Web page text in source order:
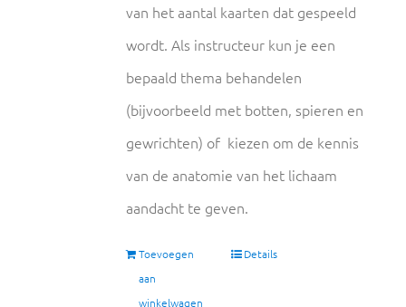
van het aantal kaarten dat gespeeld
wordt. Als instructeur kun je een
bepaald thema behandelen
(bijvoorbeeld met botten, spieren en
gewrichten) of kiezen om de kennis
van de anatomie van het lichaam
aandacht te geven.
Toevoegen
aan
winkelwagen
Details